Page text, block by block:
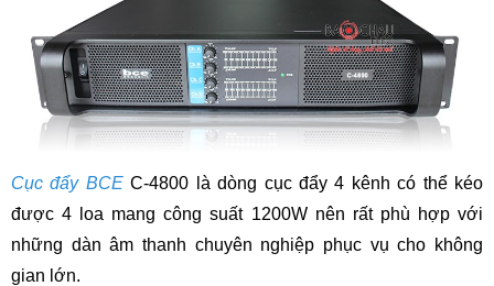
Cục đẩy BCEC-4800 là dòng cục đẩy 4 kênh có thể kéo
được 4 loa mang công suất 1200W nên rất phù hợp với
những dàn âm thanh chuyên nghiệp phục vụ cho không
gian lớn.